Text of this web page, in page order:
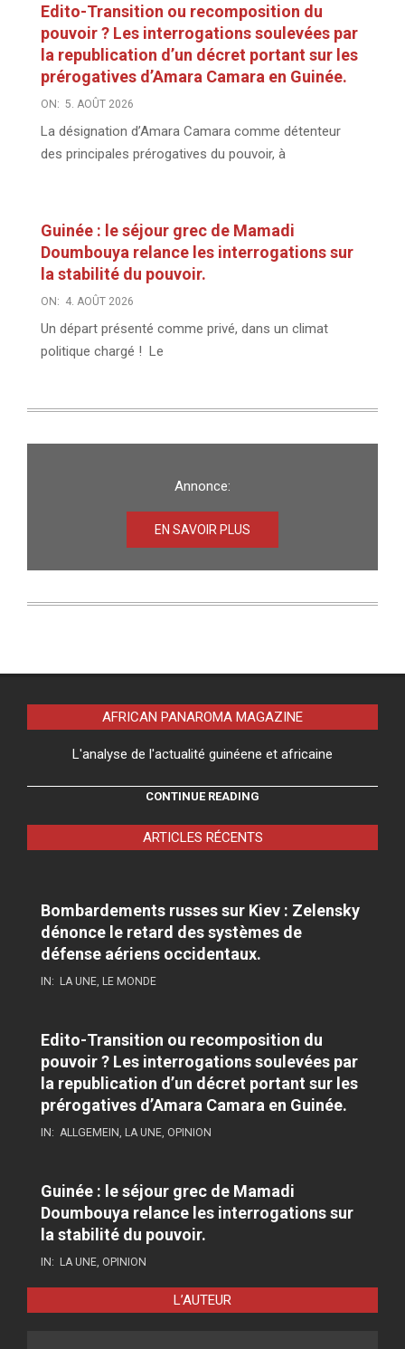
Edito-Transition ou recomposition du
pouvoir ? Les interrogations soulevées par
la republication d’un décret portant sur les
prérogatives d’Amara Camara en Guinée.
ON: 5. AOÛT 2026
La désignation d’Amara Camara comme détenteur
des principales prérogatives du pouvoir, à
Guinée : le séjour grec de Mamadi
Doumbouya relance les interrogations sur
la stabilité du pouvoir.
ON: 4. AOÛT 2026
Un départ présenté comme privé, dans un climat
politique chargé ! Le
Annonce:
EN SAVOIR PLUS
AFRICAN PANAROMA MAGAZINE
L'analyse de l'actualité guinéene et africaine
CONTINUE READING
ARTICLES RÉCENTS
Bombardements russes sur Kiev : Zelensky
dénonce le retard des systèmes de
défense aériens occidentaux.
IN: LA UNE, LE MONDE
Edito-Transition ou recomposition du
pouvoir ? Les interrogations soulevées par
la republication d’un décret portant sur les
prérogatives d’Amara Camara en Guinée.
IN: ALLGEMEIN, LA UNE, OPINION
Guinée : le séjour grec de Mamadi
Doumbouya relance les interrogations sur
la stabilité du pouvoir.
IN: LA UNE, OPINION
L’AUTEUR